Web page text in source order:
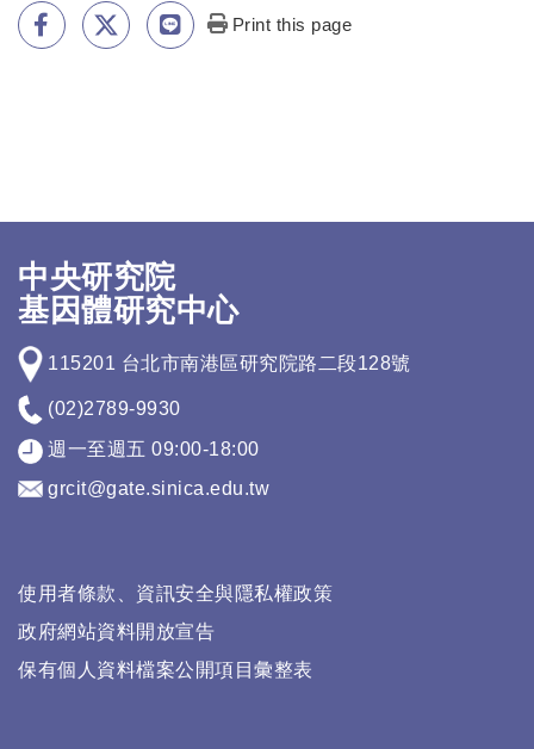
Print this page
中央研究院
基因體研究中心
115201 台北市南港區研究院路二段128號
(02)2789-9930
週一至週五 09:00-18:00
grcit@gate.sinica.edu.tw
使用者條款、資訊安全與隱私權政策
政府網站資料開放宣告
保有個人資料檔案公開項目彙整表